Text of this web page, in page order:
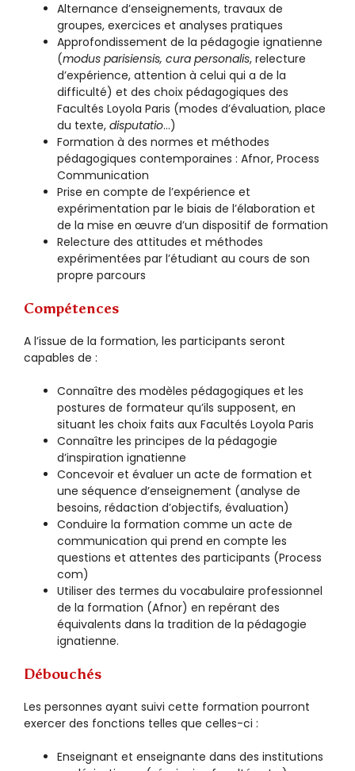
Alternance d’enseignements, travaux de
groupes, exercices et analyses pratiques
Approfondissement de la pédagogie ignatienne
(modus parisiensis, cura personalis, relecture
d’expérience, attention à celui qui a de la
difficulté) et des choix pédagogiques des
Facultés Loyola Paris (modes d’évaluation, place
du texte, disputatio…)
Formation à des normes et méthodes
pédagogiques contemporaines : Afnor, Process
Communication
Prise en compte de l’expérience et
expérimentation par le biais de l’élaboration et
de la mise en œuvre d’un dispositif de formation
Relecture des attitudes et méthodes
expérimentées par l’étudiant au cours de son
propre parcours
Compétences
A l’issue de la formation, les participants seront
capables de :
Connaître des modèles pédagogiques et les
postures de formateur qu’ils supposent, en
situant les choix faits aux Facultés Loyola Paris
Connaître les principes de la pédagogie
d’inspiration ignatienne
Concevoir et évaluer un acte de formation et
une séquence d’enseignement (analyse de
besoins, rédaction d’objectifs, évaluation)
Conduire la formation comme un acte de
communication qui prend en compte les
questions et attentes des participants (Process
com)
Utiliser des termes du vocabulaire professionnel
de la formation (Afnor) en repérant des
équivalents dans la tradition de la pédagogie
ignatienne.
Débouchés
Les personnes ayant suivi cette formation pourront
exercer des fonctions telles que celles-ci :
Enseignant et enseignante dans des institutions